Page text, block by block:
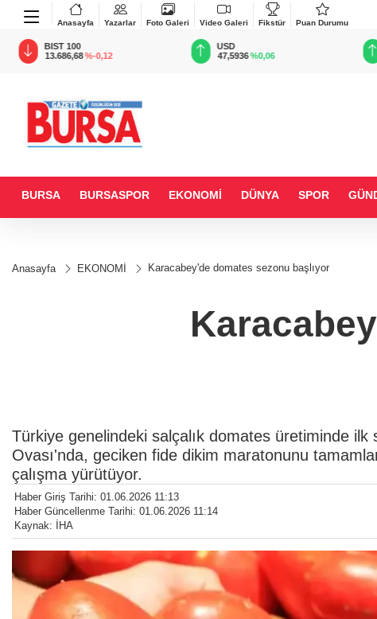
Anasayfa Yazarlar Foto Galeri Video Galeri Fikstür Puan Durumu
BIST 100
13.686,68%-0,12
USD
47,5936%0,06
BURSA BURSASPOR EKONOMİ DÜNYA SPOR
Anasayfa EKONOMİ Karacabey'de domates sezonu başlıyor
Türkiye genelindeki salçalık domates üretiminde ilk
Ovası'nda, geciken fide dikim maratonunu
çalışma yürütüyor.
Haber Giriş Tarihi: 01.06.2026 11:13
Haber Güncellenme Tarihi: 01.06.2026 11:14
Kaynak: İHA